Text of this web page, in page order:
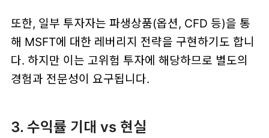
또한, 일부 투자자는 파생상품(옵션, CFD 등)을 통
해 MSFT에 대한 레버리지 전략을 구현하기도 합니
다. 하지만 이는 고위험 투자에 해당하므로 별도의
경험과 전문성이 요구됩니다.
3. 수익률 기대 vs 현실